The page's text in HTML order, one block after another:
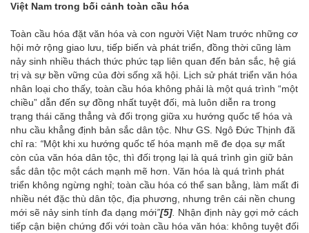
Việt Nam trong bối cảnh toàn cầu hóa
Toàn cầu hóa đặt văn hóa và con người Việt Nam trước những cơ
hội mở rộng giao lưu, tiếp biến và phát triển, đồng thời cũng làm
nảy sinh nhiều thách thức phức tạp liên quan đến bản sắc, hệ giá
trị và sự bền vững của đời sống xã hội. Lịch sử phát triển văn hóa
nhân loại cho thấy, toàn cầu hóa không phải là một quá trình “một
chiều” dẫn đến sự đồng nhất tuyệt đối, mà luôn diễn ra trong
trạng thái căng thẳng và đối trọng giữa xu hướng quốc tế hóa và
nhu cầu khẳng định bản sắc dân tộc. Như GS. Ngô Đức Thịnh đã
chỉ ra: “Một khi xu hướng quốc tế hóa mạnh mẽ đe dọa sự mất
còn của văn hóa dân tộc, thì đối trọng lại là quá trình gìn giữ bản
sắc dân tộc một cách mạnh mẽ hơn. Văn hóa là quá trình phát
triển không ngừng nghỉ; toàn cầu hóa có thể san bằng, làm mất đi
nhiều nét đặc thù dân tộc, địa phương, nhưng trên cái nền chung
mới sẽ nảy sinh tính đa dạng mới”[5] Nhận định này gợi mở cách
tiếp cận biện chứng đối với toàn cầu hóa văn hóa: không tuyệt đối